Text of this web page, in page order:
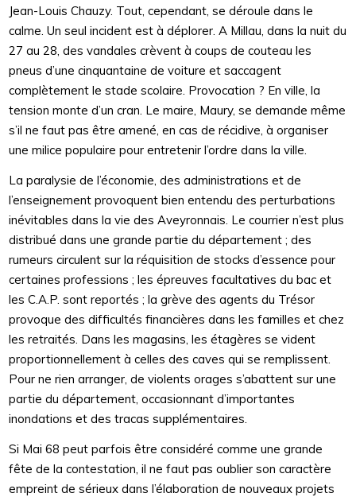
Jean-Louis Chauzy. Tout, cependant, se déroule dans le
calme. Un seul incident est à déplorer. A Millau, dans la nuit du
27 au 28, des vandales crèvent à coups de couteau les
pneus d’une cinquantaine de voiture et saccagent
complètement le stade scolaire. Provocation ? En ville, la
tension monte d’un cran. Le maire, Maury, se demande même
s’il ne faut pas être amené, en cas de récidive, à organiser
une milice populaire pour entretenir l’ordre dans la ville.
La paralysie de l’économie, des administrations et de
l’enseignement provoquent bien entendu des perturbations
inévitables dans la vie des Aveyronnais. Le courrier n’est plus
distribué dans une grande partie du département ; des
rumeurs circulent sur la réquisition de stocks d’essence pour
certaines professions ; les épreuves facultatives du bac et
les C.A.P. sont reportés ; la grève des agents du Trésor
provoque des difficultés financières dans les familles et chez
les retraités. Dans les magasins, les étagères se vident
proportionnellement à celles des caves qui se remplissent.
Pour ne rien arranger, de violents orages s’abattent sur une
partie du département, occasionnant d’importantes
inondations et des tracas supplémentaires.
Si Mai 68 peut parfois être considéré comme une grande
fête de la contestation, il ne faut pas oublier son caractère
empreint de sérieux dans l’élaboration de nouveaux projets